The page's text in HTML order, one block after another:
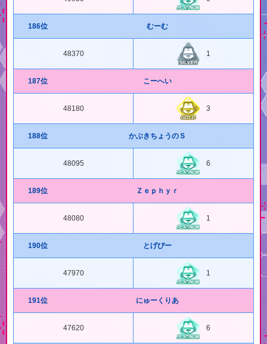
186位 むーむ
48370 1
187位 こーへい
48180 3
188位 かぶきちょうのＳ
48095 6
189位 Ｚｅｐｈｙｒ
48080 1
190位 とげぴー
47970 1
191位 にゅーくりあ
47620 6